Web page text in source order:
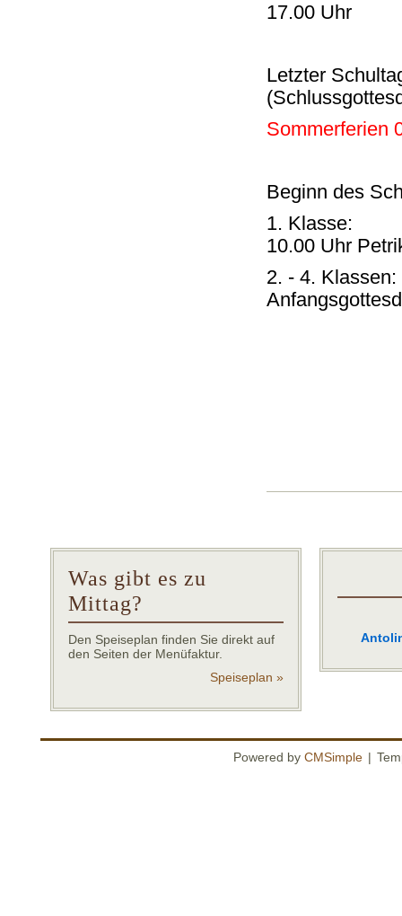
17.00 Uhr
Letzter
Sommerferien
Beginn des
1. Klasse:
10.00 Uhr
2. - 4.
Was gibt es zu
Mittag?
Den Speiseplan finden Sie direkt auf
den Seiten der Menüfaktur.
Speiseplan »
Powered by CMSimple |